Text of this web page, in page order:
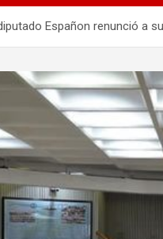
Españon renunció a